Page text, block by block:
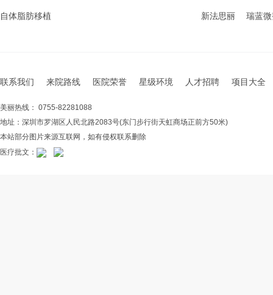
自体脂肪移植 新法思丽 瑞蓝
联系我们 来院路线 医院荣誉 星级环境 人才招聘 项目大全
美丽热线： 0755-82281088
地址：深圳市罗湖区人民北路2083号(东门步行街天虹商场正前方50米)
本站部分图片来源互联网，如有侵权联系删除
医疗批文：